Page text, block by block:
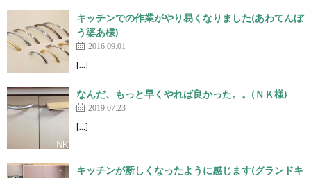
キッチンでの作業がやり易くなりました(あわてんぼ
う婆あ様)
2016.09.01
[…]
なんだ、もっと早くやれば良かった。。(ＮＫ様)
2019.07.23
[…]
キッチンが新しくなったように感じます(グランドキ